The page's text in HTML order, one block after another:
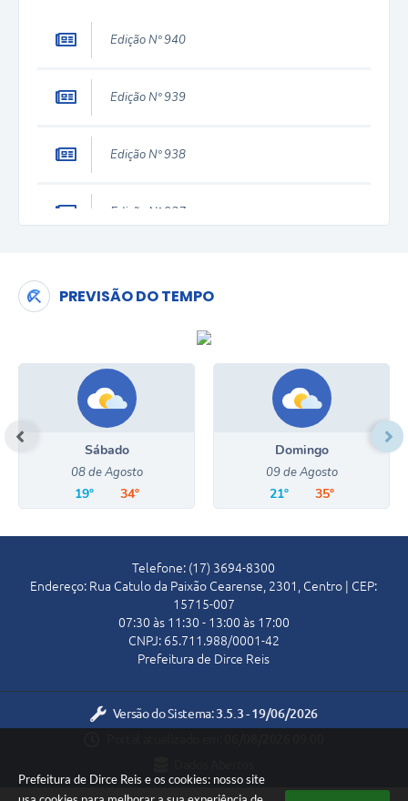
Prefeitura de Dirce Reis e os cookies: nosso site
Edição Nº 940
Edição Nº 939
Edição Nº 938
Edição Nº 937
Edição Nº 934
Edição Nº 933
PREVISÃO DO TEMPO
Sábado
08 de Agosto
19º 34º
Domingo
09 de Agosto
21º 35º
Telefone: (17) 3694-8300
Endereço: Rua Catulo da Paixão Cearense, 2301, Centro | CEP:
15715-007
07:30 às 11:30 - 13:00 às 17:00
CNPJ: 65.711.988/0001-42
Prefeitura de Dirce Reis
Versão do Sistema:3.5.3 - 19/06/2026